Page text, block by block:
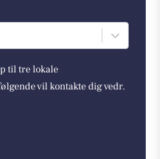
til tre lokale
vil kontakte dig vedr.